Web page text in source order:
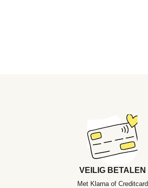
VEILIG BETALEN
Met Klarna of Creditcard